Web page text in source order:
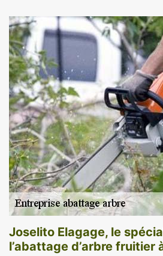
Joselito Elagage, le
l’abattage d’arbre fruitier